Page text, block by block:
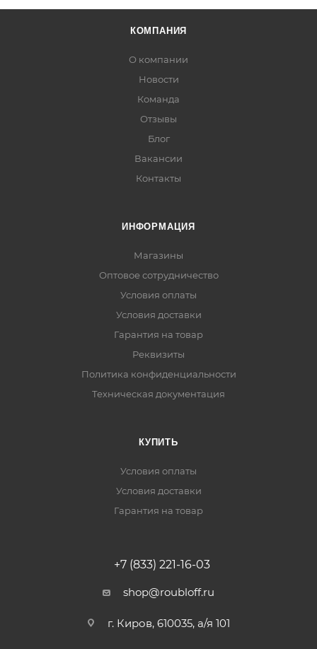
КОМПАНИЯ
О компании
Новости
Команда
Отзывы
Блог
Вакансии
Контакты
ИНФОРМАЦИЯ
Магазины
Оптовое сотрудничество
Условия оплаты
Условия доставки
Гарантия на товар
Реквизиты
Политика конфиденциальности
Техническая документация
КУПИТЬ
Условия оплаты
Условия доставки
Гарантия на товар
+7 (833) 221-16-03
shop@roubloff.ru
г. Киров, 610035, а/я 101